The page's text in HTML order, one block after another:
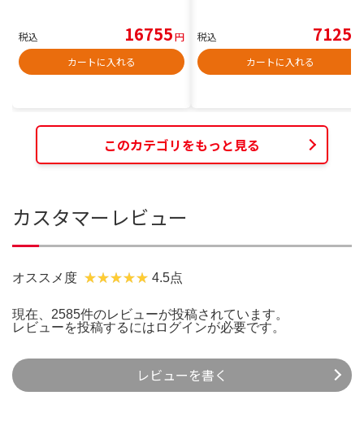
税込 16755円
カートに入れる
税込 7125
カートに入れる
このカテゴリをもっと見る
カスタマーレビュー
オススメ度 4.5点
現在、2585件のレビューが投稿されています。
レビューを投稿するには ログインが必要です。
レビューを書く